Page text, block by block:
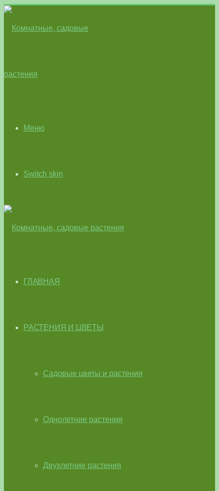
Меню
Switch skin
ГЛАВНАЯ
РАСТЕНИЯ И ЦВЕТЫ
Садовые цветы и растения
Однолетние растения
Двухлетние растения